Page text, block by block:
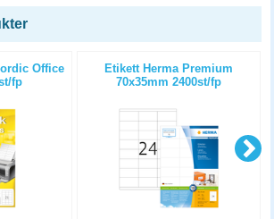
Office
fp
Etikett Herma Premium
70x35mm 2400st/fp